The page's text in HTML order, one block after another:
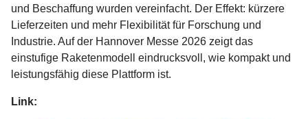
und Beschaffung wurden vereinfacht. Der Effekt: kürzere
Lieferzeiten und mehr Flexibilität für Forschung und
Industrie. Auf der Hannover Messe 2026 zeigt das
einstufige Raketenmodell eindrucksvoll, wie kompakt und
leistungsfähig diese Plattform ist.
Link: